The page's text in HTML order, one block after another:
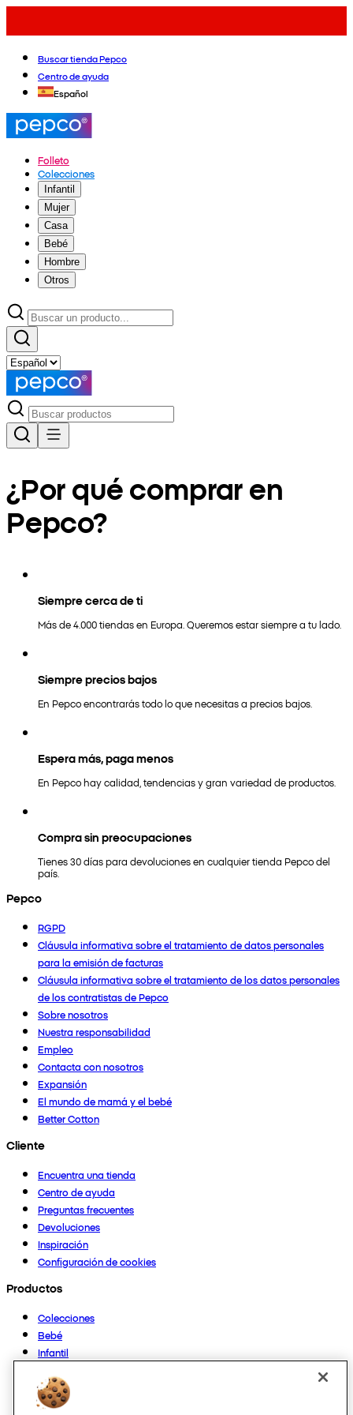
Buscar tienda Pepco
Centro de ayuda
Español
Folleto
Colecciones
Infantil
Mujer
Casa
Bebé
Hombre
Otros
¿Por qué comprar en
Pepco?
Siempre cerca de ti
Más de 4.000 tiendas en Europa. Queremos estar siempre a tu lado.
Siempre precios bajos
En Pepco encontrarás todo lo que necesitas a precios bajos.
Espera más, paga menos
En Pepco hay calidad, tendencias y gran variedad de productos.
Compra sin preocupaciones
Tienes 30 días para devoluciones en cualquier tienda Pepco del
país.
Pepco
RGPD
Cláusula informativa sobre el tratamiento de datos personales
para la emisión de facturas
Cláusula informativa sobre el tratamiento de los datos personales
de los contratistas de Pepco
Sobre nosotros
Nuestra responsabilidad
Empleo
Contacta con nosotros
Expansión
El mundo de mamá y el bebé
Better Cotton
Cliente
Encuentra una tienda
Centro de ayuda
Preguntas frecuentes
Devoluciones
Inspiración
Configuración de cookies
Productos
Colecciones
Bebé
Infantil
Mujer
Hombre